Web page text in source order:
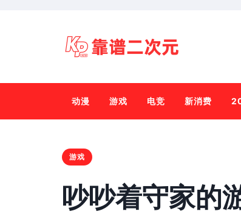
动漫 游戏 电竞 新消费
游戏
吵吵着守家的